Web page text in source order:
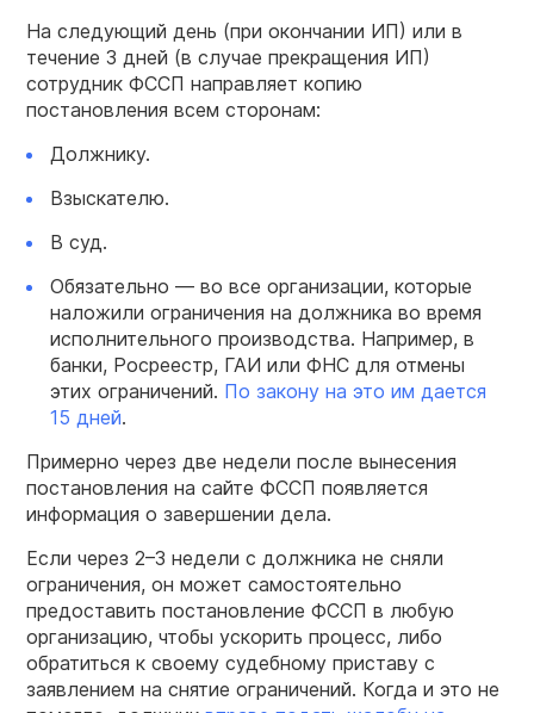
На следующий день (при окончании ИП) или в
течение 3 дней (в случае прекращения ИП)
сотрудник ФССП направляет копию
постановления всем сторонам:
Должнику.
Взыскателю.
В суд.
Обязательно — во все организации, которые
наложили ограничения на должника во время
исполнительного производства. Например, в
банки, Росреестр, ГАИ или ФНС для отмены
этих ограничений. По закону на это им дается
15 дней.
Примерно через две недели после вынесения
постановления на сайте ФССП появляется
информация о завершении дела.
Если через 2–3 недели с должника не сняли
ограничения, он может самостоятельно
предоставить постановление ФССП в любую
организацию, чтобы ускорить процесс, либо
обратиться к своему судебному приставу с
заявлением на снятие ограничений. Когда и это не